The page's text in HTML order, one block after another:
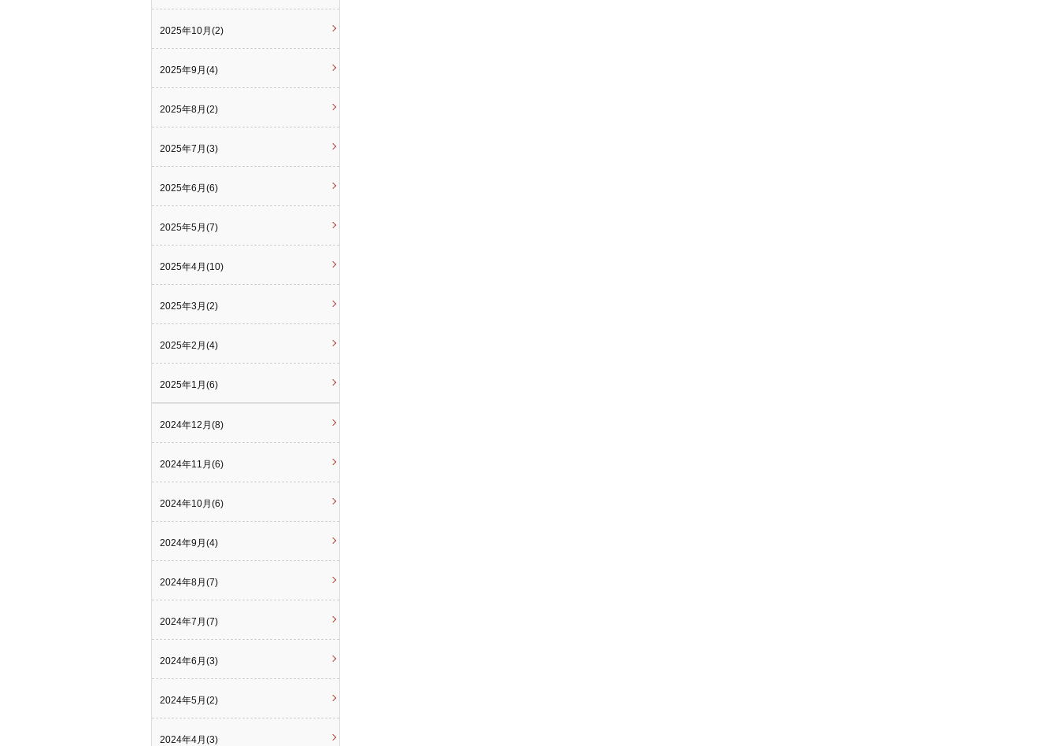
2025年10月(2)
2025年9月(4)
2025年8月(2)
2025年7月(3)
2025年6月(6)
2025年5月(7)
2025年4月(10)
2025年3月(2)
2025年2月(4)
2025年1月(6)
2024年12月(8)
2024年11月(6)
2024年10月(6)
2024年9月(4)
2024年8月(7)
2024年7月(7)
2024年6月(3)
2024年5月(2)
2024年4月(3)